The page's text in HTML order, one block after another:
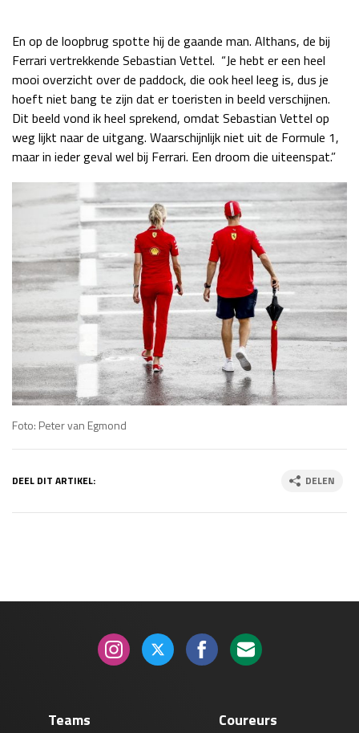
En op de loopbrug spotte hij de gaande man. Althans, de bij
Ferrari vertrekkende Sebastian Vettel. “Je hebt er een heel
mooi overzicht over de paddock, die ook heel leeg is, dus je
hoeft niet bang te zijn dat er toeristen in beeld verschijnen.
Dit beeld vond ik heel sprekend, omdat Sebastian Vettel op
weg lijkt naar de uitgang. Waarschijnlijk niet uit de Formule 1,
maar in ieder geval wel bij Ferrari. Een droom die uiteenspat.”
Foto: Peter van Egmond
DEEL DIT ARTIKEL: DELEN
Teams Coureurs